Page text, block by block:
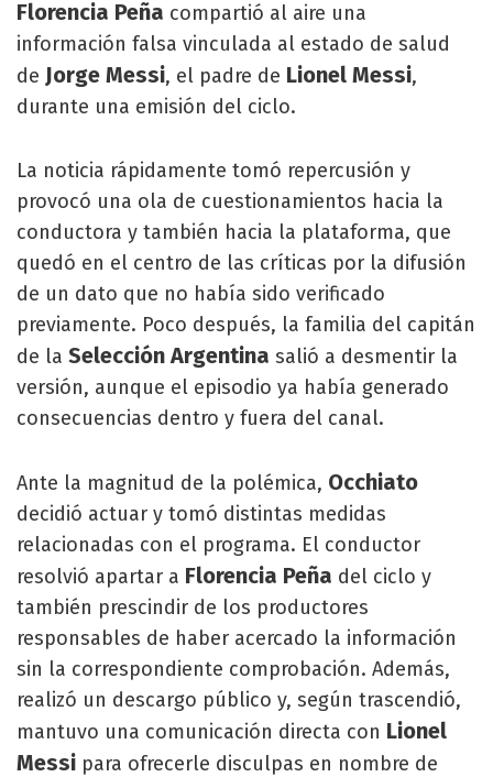
Florencia Peña compartió al aire una
información falsa vinculada al estado de salud
de Jorge Messi, el padre de Lionel Messi,
durante una emisión del ciclo.
La noticia rápidamente tomó repercusión y
provocó una ola de cuestionamientos hacia la
conductora y también hacia la plataforma, que
quedó en el centro de las críticas por la difusión
de un dato que no había sido verificado
previamente. Poco después, la familia del capitán
de la Selección Argentina salió a desmentir la
versión, aunque el episodio ya había generado
consecuencias dentro y fuera del canal.
Ante la magnitud de la polémica, Occhiato
decidió actuar y tomó distintas medidas
relacionadas con el programa. El conductor
resolvió apartar a Florencia Peña del ciclo y
también prescindir de los productores
responsables de haber acercado la información
sin la correspondiente comprobación. Además,
realizó un descargo público y, según trascendió,
mantuvo una comunicación directa con Lionel
Messi para ofrecerle disculpas en nombre de